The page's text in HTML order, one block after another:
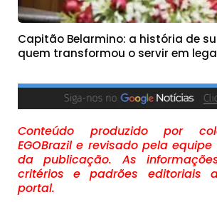
Capitão Belarmino: a história de
quem transformou o servir em
Conteúdo produzido por
EGOBrazil e revisado pela
da publicação. As
critérios e padrões editoriais
portal.